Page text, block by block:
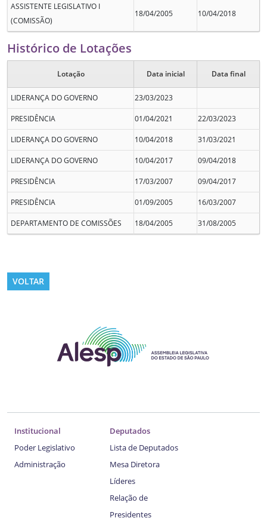
ASSISTENTE LEGISLATIVO I
(COMISSÃO)
18/04/2005 10/04/2018
Histórico de Lotações
Lotação Data inicial Data final
LIDERANÇA DO GOVERNO 23/03/2023
PRESIDÊNCIA 01/04/2021 22/03/2023
LIDERANÇA DO GOVERNO 10/04/2018 31/03/2021
LIDERANÇA DO GOVERNO 10/04/2017 09/04/2018
PRESIDÊNCIA 17/03/2007 09/04/2017
PRESIDÊNCIA 01/09/2005 16/03/2007
DEPARTAMENTO DE COMISSÕES 18/04/2005 31/08/2005
VOLTAR
Institucional
Poder Legislativo
Administração
Deputados
Lista de Deputados
Mesa Diretora
Líderes
Relação de
Presidentes